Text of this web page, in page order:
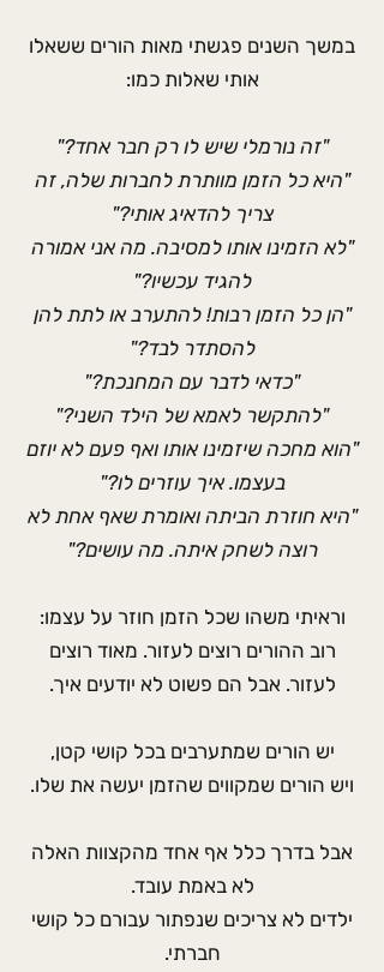
במשך השנים פגשתי מאות הורים ששאלו
אותי שאלות כמו:
"זה נורמלי שיש לו רק חבר אחד?"
"היא כל הזמן מוותרת לחברות שלה, זה
צריך להדאיג אותי?"
"לא הזמינו אותו למסיבה. מה אני אמורה
להגיד עכשיו?"
"הן כל הזמן רבות! להתערב או לתת להן
להסתדר לבד?"
"כדאי לדבר עם המחנכת?"
"להתקשר לאמא של הילד השני?"
"הוא מחכה שיזמינו אותו ואף פעם לא יוזם
בעצמו. איך עוזרים לו?"
"היא חוזרת הביתה ואומרת שאף אחת לא
רוצה לשחק איתה. מה עושים?"
וראיתי משהו שכל הזמן חוזר על עצמו:
רוב ההורים רוצים לעזור. מאוד רוצים
לעזור. אבל הם פשוט לא יודעים איך.
יש הורים שמתערבים בכל קושי קטן,
ויש הורים שמקווים שהזמן יעשה את שלו.
אבל בדרך כלל אף אחד מהקצוות האלה
לא באמת עובד.
ילדים לא צריכים שנפתור עבורם כל קושי
חברתי.